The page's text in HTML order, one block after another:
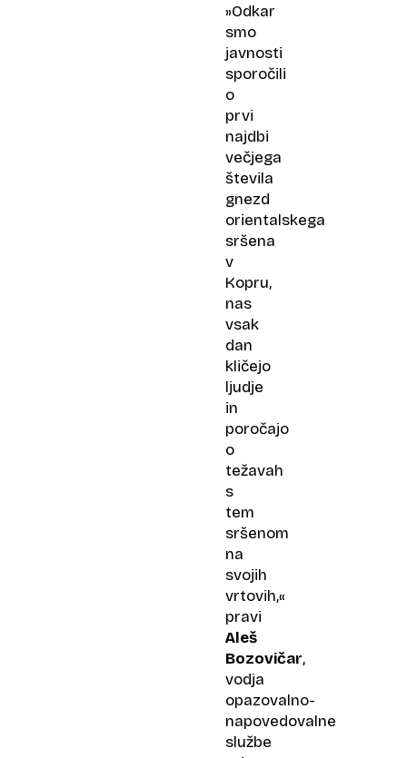
»Odkar
smo
javnosti
sporočili
o
prvi
najdbi
večjega
števila
gnezd
orientalskega
sršena
v
Kopru,
nas
vsak
dan
kličejo
ljudje
in
poročajo
o
težavah
s
tem
sršenom
na
svojih
vrtovih,«
pravi
Aleš
Bozovičar,
vodja
opazovalno-
napovedovalne
službe